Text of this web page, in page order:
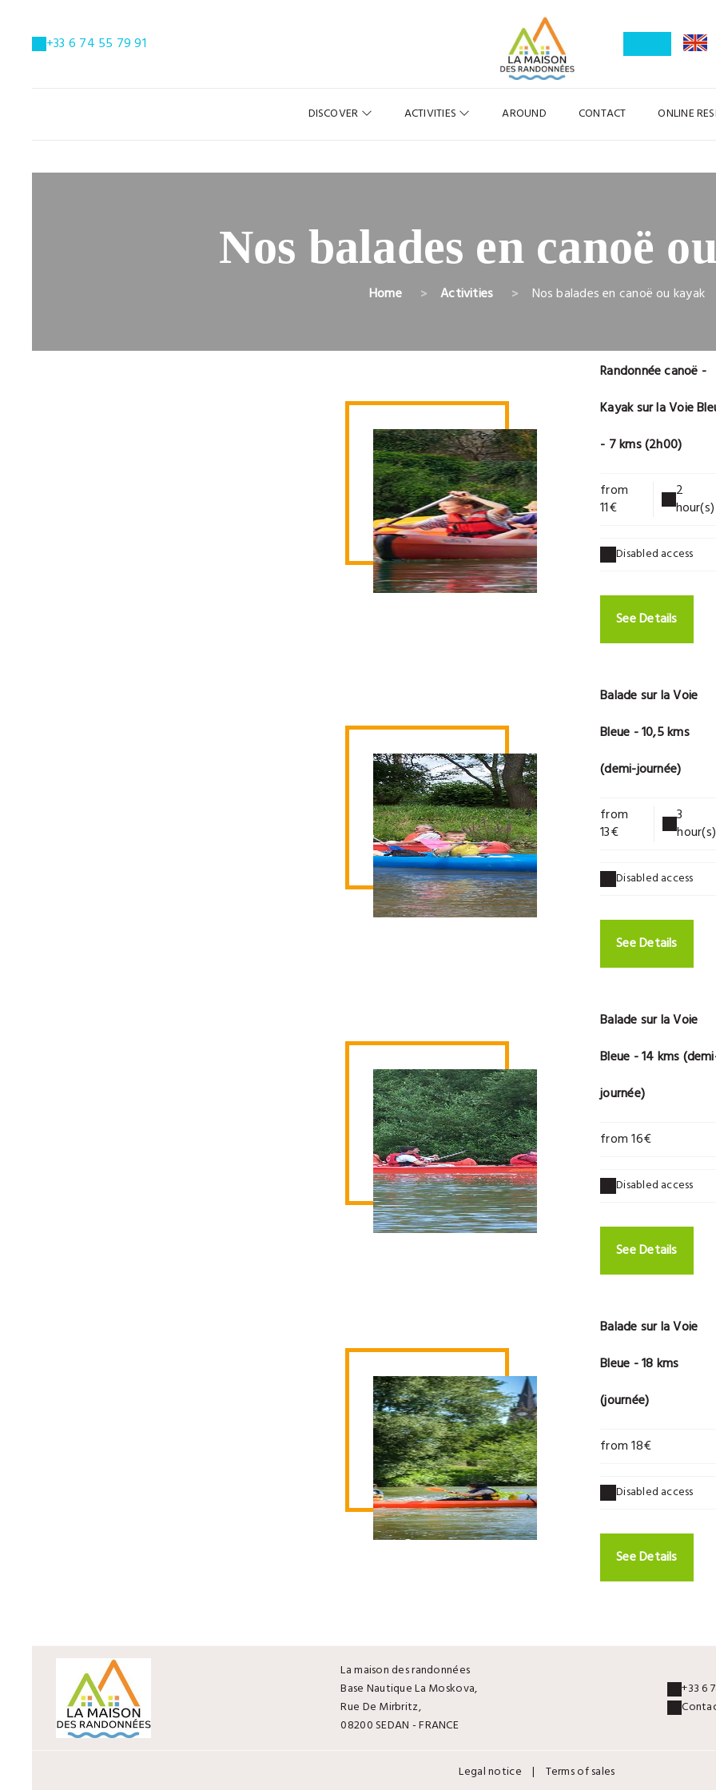
+33 6 74 55 79 91
DISCOVER ACTIVITIES AROUND CONTACT ONLINE
Nos balades en canoë
Home Activities Nos balades en canoë ou kayak
Randonnée canoë -
Kayak sur la Voie
- 7 kms (2h00)
from
11€
2
hour(s)
Disabled access
See Details
Balade sur la Voie
Bleue - 10,5 kms
(demi-journée)
from
13€
3
hour(s)
Disabled access
See Details
Balade sur la Voie
Bleue - 14 kms
journée)
from 16€
Disabled access
See Details
Balade sur la Voie
Bleue - 18 kms
(journée)
from 18€
Disabled access
See Details
La maison des randonnées
Base Nautique La Moskova,
Rue De Mirbritz,
08200 SEDAN - FRANCE
+33 6
Legal notice | Terms of sales